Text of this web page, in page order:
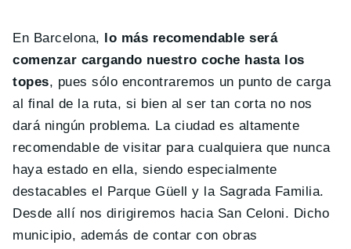
En Barcelona,
lo más recomendable será
comenzar cargando nuestro coche hasta los
topes, pues sólo encontraremos un punto de carga
al final de la ruta, si bien al ser tan corta no nos
dará ningún problema. La ciudad es altamente
recomendable de visitar para cualquiera que nunca
haya estado en ella, siendo especialmente
destacables el Parque Güell y la Sagrada Familia.
Desde allí nos dirigiremos hacia San Celoni. Dicho
municipio, además de contar con obras